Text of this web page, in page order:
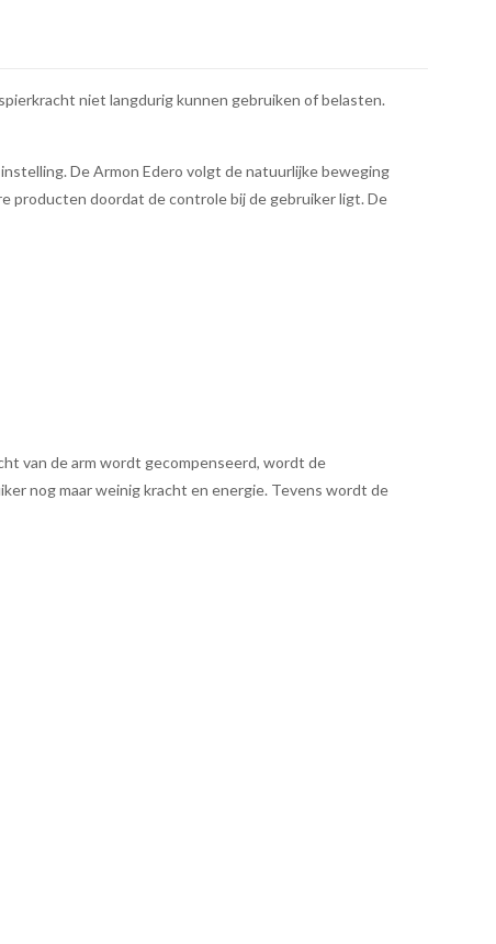
niet langdurig kunnen gebruiken of belasten.
De Armon Edero volgt de natuurlijke beweging
producten doordat de controle bij de gebruiker ligt. De
van de arm wordt gecompenseerd, wordt de
nog maar weinig kracht en energie. Tevens wordt de